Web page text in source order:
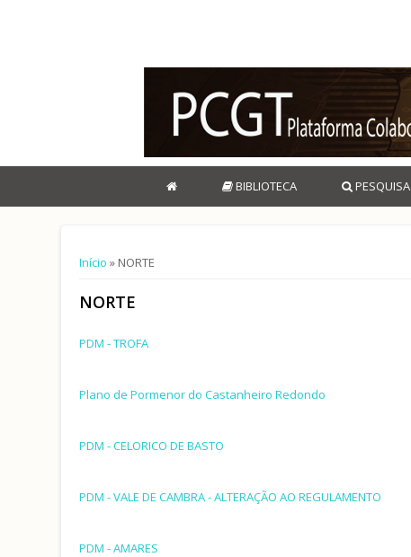
BIBLIOTECA PESQUISA
Está aqui
Início » NORTE
NORTE
PDM - TROFA
Plano de Pormenor do Castanheiro Redondo
PDM - CELORICO DE BASTO
PDM - VALE DE CAMBRA - ALTERAÇÃO AO REGULAMENTO
PDM - AMARES